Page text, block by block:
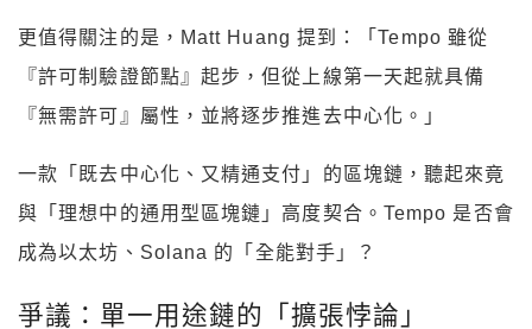
更值得關注的是，Matt Huang 提到：「Tempo 雖從
『許可制驗證節點』起步，但從上線第一天起就具備
『無需許可』屬性，並將逐步推進去中心化。」
一款「既去中心化、又精通支付」的區塊鏈，聽起來竟
與「理想中的通用型區塊鏈」高度契合。Tempo 是否會
成為以太坊、Solana 的「全能對手」？
爭議：單一用途鏈的「擴張悖論」